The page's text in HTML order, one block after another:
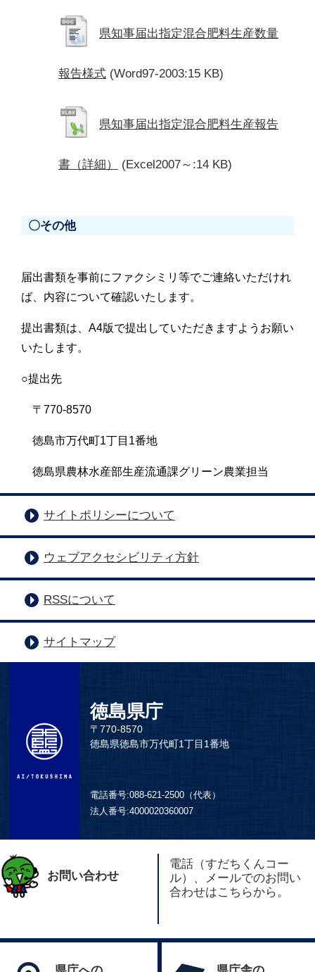
県知事届出指定混合肥料生産数量
報告様式 (Word97-2003:15 KB)
県知事届出指定混合肥料生産報告
書（詳細） (Excel2007～:14 KB)
〇その他
届出書類を事前にファクシミリ等でご連絡いただけれ
ば、内容について確認いたします。
提出書類は、A4版で提出していただきますようお願い
いたします。
○提出先
〒770-8570
徳島市万代町1丁目1番地
徳島県農林水産部生産流通課グリーン農業担当
サイトポリシーについて
ウェブアクセシビリティ方針
RSSについて
サイトマップ
徳島県庁
〒770-8570
徳島県徳島市万代町1丁目1番地
電話番号:088-621-2500（代表）
法人番号:4000020360007
お問い合わせ
電話（すだちくんコー
ル）、メールでのお問い
合わせはこちらから。